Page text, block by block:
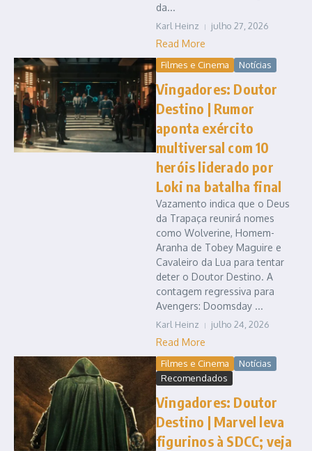
da...
Karl Heinz julho 27, 2026
Read More
Filmes e Cinema Notícias
Vingadores: Doutor
Destino | Rumor
aponta exército
multiversal com 10
heróis liderado por
Loki na batalha final
Vazamento indica que o Deus
da Trapaça reunirá nomes
como Wolverine, Homem-
Aranha de Tobey Maguire e
Cavaleiro da Lua para tentar
deter o Doutor Destino. A
contagem regressiva para
Avengers: Doomsday ...
Karl Heinz julho 24, 2026
Read More
Filmes e Cinema
Notícias
Recomendados
Vingadores: Doutor
Destino | Marvel leva
figurinos à SDCC; veja